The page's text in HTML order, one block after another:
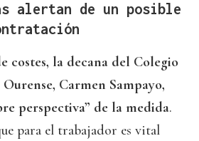
alertan de un posible
costes, la decana del Colegio
Carmen Sampayo,
perspectiva” de la medida.
para el trabajador es vital